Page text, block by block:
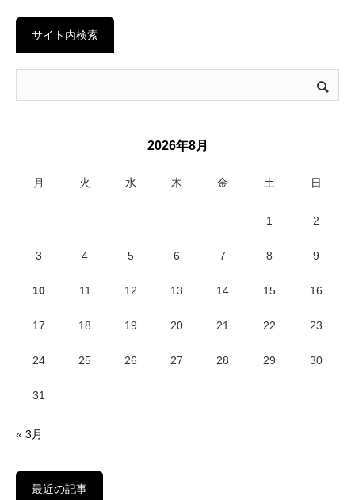
サイト内検索
2026年8月
月 火 水 木 金 土 日
1 2
3 4 5 6 7 8 9
10 11 12 13 14 15 16
17 18 19 20 21 22 23
24 25 26 27 28 29 30
31
« 3月
最近の記事